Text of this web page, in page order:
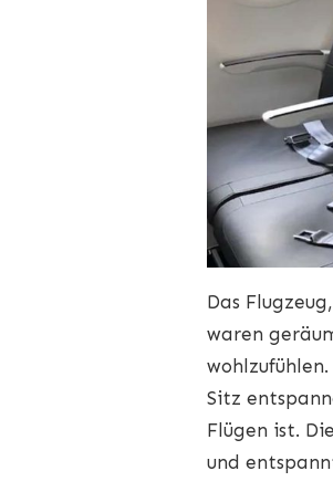
Das
waren
Sitz
Flügen ist.
und